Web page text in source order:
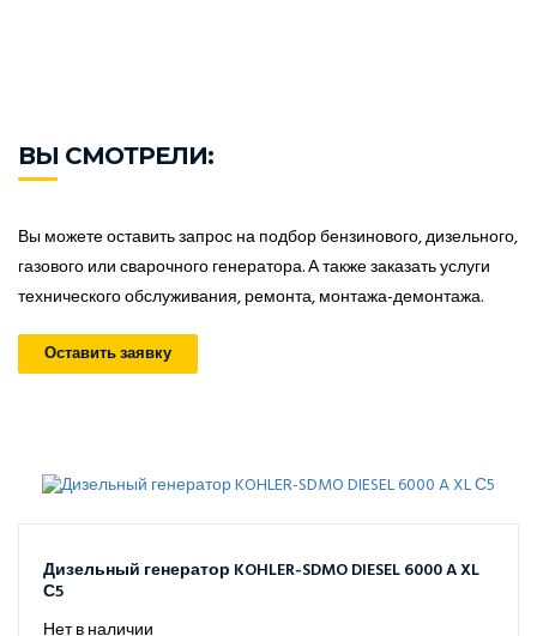
ВЫ СМОТРЕЛИ:
Вы можете оставить запрос на подбор бензинового, дизельного,
газового или сварочного генератора. А также заказать услуги
технического обслуживания, ремонта, монтажа-демонтажа.
Оставить заявку
Дизельный генератор KOHLER-SDMO DIESEL 6000 A XL
С5
Нет в наличии